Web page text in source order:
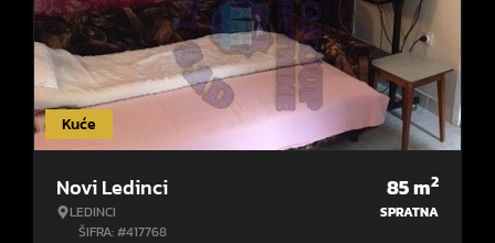
Kuće
Novi Ledinci
LEDINCI
ŠIFRA: #417768
85m2
SPRATNA